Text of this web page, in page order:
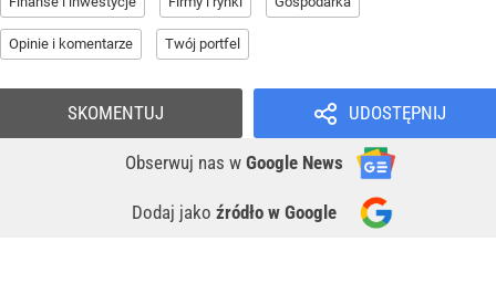
Opinie i komentarze Twój portfel
UDOSTĘPNIJ
Obserwuj nas w Google News
Dodaj jako źródło w Google
SKOMENTUJ